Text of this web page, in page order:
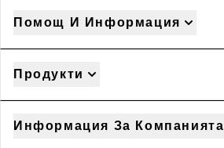
Помощ И Информация
Продукти
Информация За Компанията